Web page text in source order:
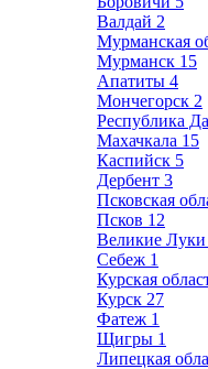
Валдай 2
Мурманская
Мурманск 15
Апатиты 4
Мончегорск 2
Республика
Махачкала 15
Каспийск 5
Дербент 3
Псковская
Псков 12
Великие Луки
Себеж 1
Курская
Курск 27
Фатеж 1
Щигры 1
Липецкая